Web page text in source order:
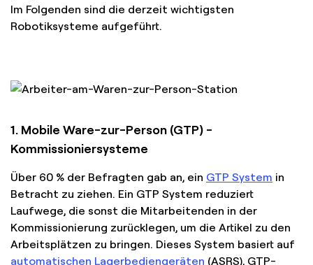
Im Folgenden sind die derzeit wichtigsten
Robotiksysteme aufgeführt.
1. Mobile Ware-zur-Person (GTP) -
Kommissioniersysteme
Über 60 % der Befragten gab an, ein GTP System in
Betracht zu ziehen. Ein GTP System reduziert
Laufwege, die sonst die Mitarbeitenden in der
Kommissionierung zurücklegen, um die Artikel zu den
Arbeitsplätzen zu bringen. Dieses System basiert auf
automatischen Lagerbediengeräten (ASRS), GTP-